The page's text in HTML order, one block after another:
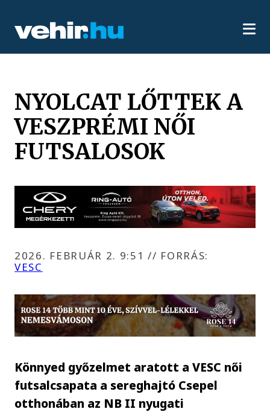
NYOLCAT LŐTTEK A
VESZPRÉMI NŐI
FUTSALOSOK
2026. FEBRUÁR 2. 9:51// FORRÁS:
VESC
Könnyed győzelmet aratott a VESC női
futsalcsapata a sereghajtó Csepel
otthonában az NB II nyugati